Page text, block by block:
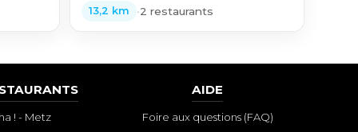
13,2 km •2 restaurants
! - Metz
AIDE
Foire aux questions (FAQ)